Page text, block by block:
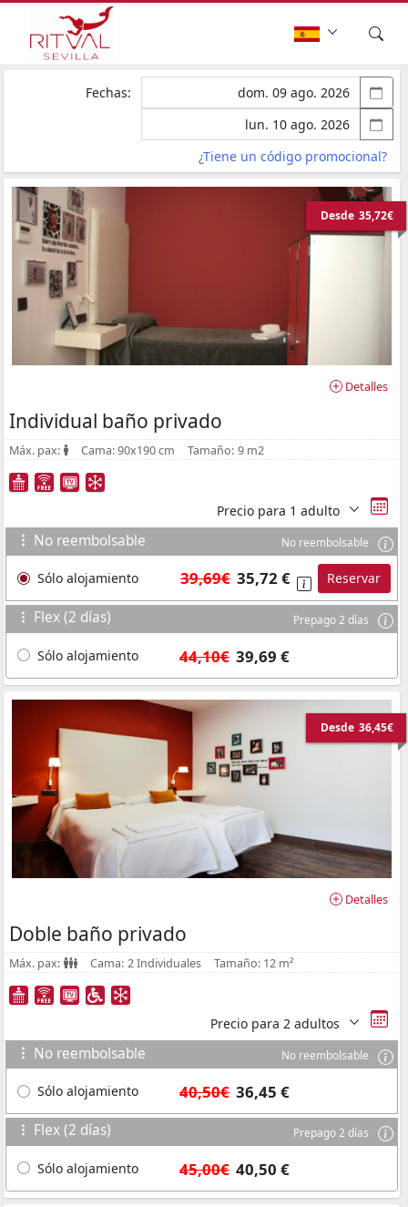
Fechas:
¿Tiene un código promocional?
Desde 35,72€
Detalles
Individual baño privado
Máx. pax: Cama: 90x190 cm Tamaño: 9 m2
Precio para 1 adulto
No reembolsable No reembolsable
Sólo alojamiento 39,69€ 35,72 € Reservar
Flex (2 días) Prepago 2 días
Sólo alojamiento 44,10€ 39,69 €
Desde 36,45€
Detalles
Doble baño privado
Máx. pax: Cama: 2 Individuales Tamaño: 12 m²
Precio para 2 adultos
No reembolsable No reembolsable
Sólo alojamiento 40,50€ 36,45 €
Flex (2 días) Prepago 2 días
Sólo alojamiento 45,00€ 40,50 €